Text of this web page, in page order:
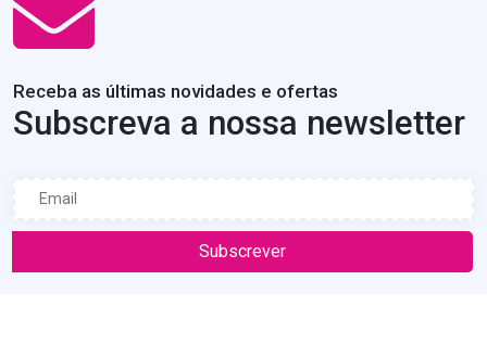
Receba as últimas novidades e ofertas
Subscreva a nossa newsletter
Subscrever